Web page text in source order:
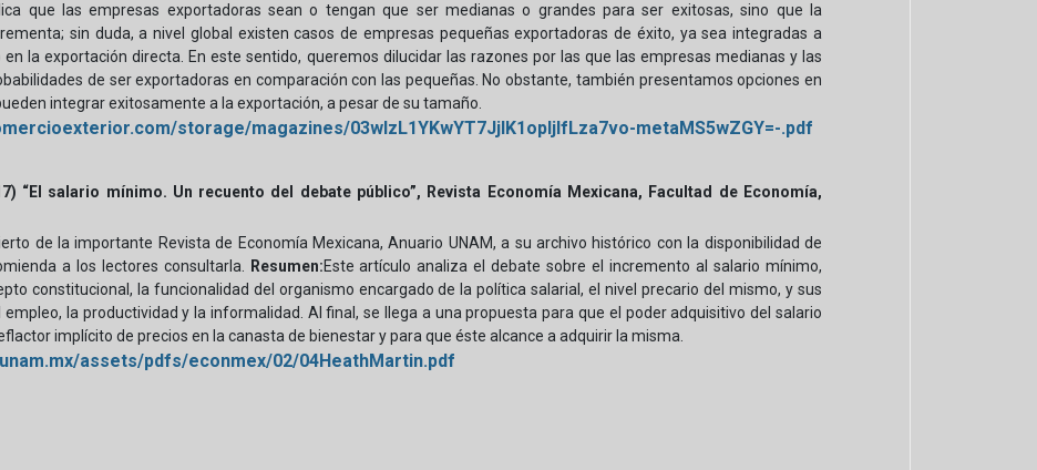
que las empresas exportadoras sean o tengan que ser medianas o grandes para ser exitosas, sino que la
sin duda, a nivel global existen casos de empresas pequeñas exportadoras de éxito, ya sea integradas a
la exportación directa. En este sentido, queremos dilucidar las razones por las que las empresas medianas y las
de ser exportadoras en comparación con las pequeñas. No obstante, también presentamos opciones en
integrar exitosamente a la exportación, a pesar de su tamaño.
storage/magazines/03wlzL1YKwYT7JjIK1opIjIfLza7vo-metaMS5wZGY=-.pdf
“El salario mínimo. Un recuento del debate público”, Revista Economía Mexicana, Facultad de Economía,
de la importante Revista de Economía Mexicana, Anuario UNAM, a su archivo histórico con la disponibilidad de
a los lectores consultarla.
Resumen:Este artículo analiza el debate sobre el incremento al salario mínimo,
constitucional, la funcionalidad del organismo encargado de la política salarial, el nivel precario del mismo, y sus
la productividad y la informalidad. Al final, se llega a una propuesta para que el poder adquisitivo del salario
implícito de precios en la canasta de bienestar y para que éste alcance a adquirir la misma.
assets/pdfs/econmex/02/04HeathMartin.pdf